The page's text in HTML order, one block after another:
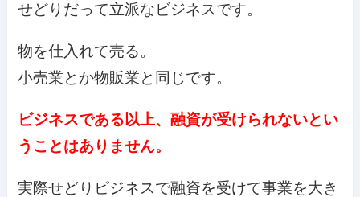
せどりだって立派なビジネスです。
物を仕入れて売る。
小売業とか物販業と同じです。
ビジネスである以上、融資が受けられないとい
うことはありません。
実際せどりビジネスで融資を受けて事業を大き